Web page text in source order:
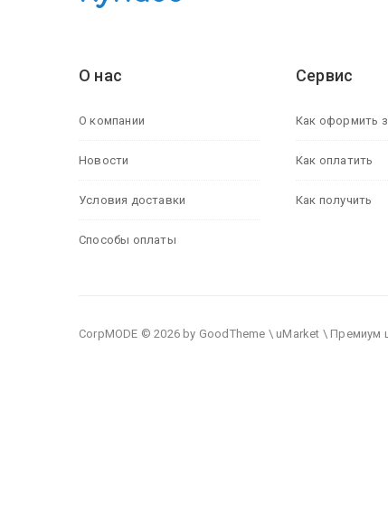
О нас
О компании
Новости
Условия доставки
Способы оплаты
Сервис
Как оформить
Как оплатить
Как получить
CorpMODE © 2026 by GoodTheme \ uMarket \ Премиум